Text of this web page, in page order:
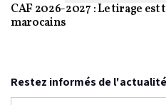
CAF 2026-2027 : Le tirage
marocains
Restez informés de